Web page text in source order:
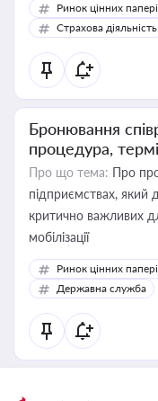
Ринок цінних
Страхова діяльність
Бронювання
процедура,
Про що тема: Про
підприємствах, який
критично важливих
мобілізації
Ринок цінних
Державна служба